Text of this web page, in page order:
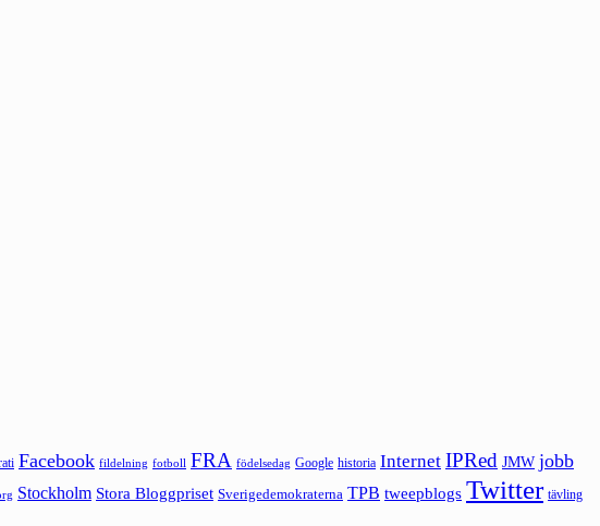
Facebook fildelning fotboll FRA födelsedag Google historia Internet IPRed JMW jobb
Stockholm Stora Bloggpriset Sverigedemokraterna TPB tweepblogs Twitter tävling